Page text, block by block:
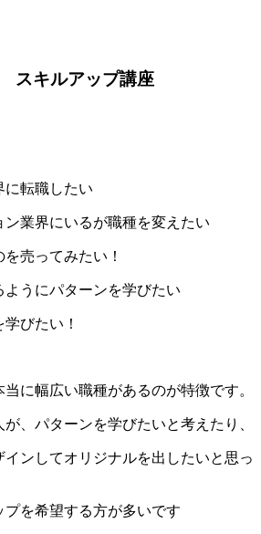
スキルアップ講座
転職したい
業界にいるが職種を変えたい
売ってみたい！
うにパターンを学びたい
びたい！
に幅広い職種があるのが特徴です。
、パターンを学びたいと考えたり、
ンしてオリジナルを出したいと思っ
を希望する方が多いです